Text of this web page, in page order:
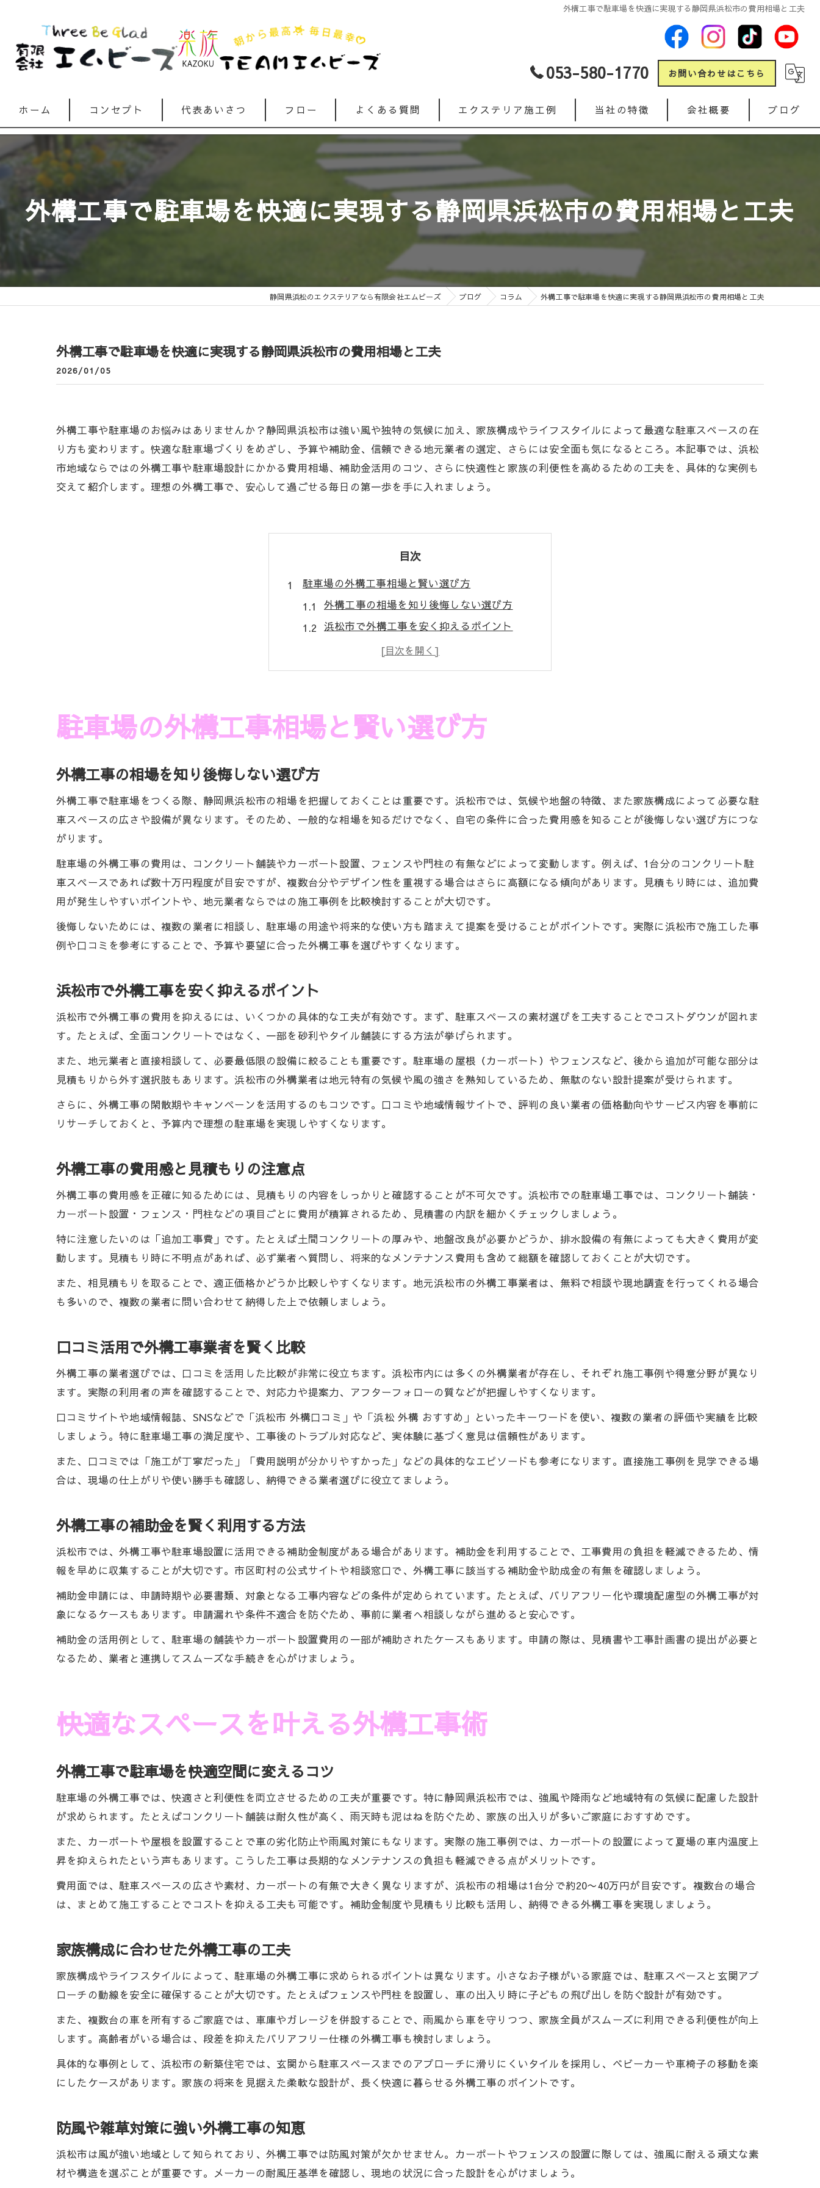
外構工事で駐車場を快適に実現する静岡県浜松市の費用相場と工夫
053-580-1770 お問い合わせはこちら
ホーム コンセプト 代表あいさつ フロー よくある質問 エクステリア施工例 当社の特徴
ガレージ
人工芝
インターロッキング
会社概要 ブログ
外構工事で駐車場を快適に実現する静岡県浜松市の費用相場と工夫
静岡県浜松のエクステリアなら有限会社エムビーズ ブログ コラム 外構工事で駐車場を快適に実現する静岡県浜松市の費用相場と工夫
外構工事で駐車場を快適に実現する静岡県浜松市の費用相場と工夫
2026/01/05
外構工事や駐車場のお悩みはありませんか？静岡県浜松市は強い風や独特の気候に加え、家族構成やライフスタイルによって最適な駐車スペースの在
り方も変わります。快適な駐車場づくりをめざし、予算や補助金、信頼できる地元業者の選定、さらには安全面も気になるところ。本記事では、浜松
市地域ならではの外構工事や駐車場設計にかかる費用相場、補助金活用のコツ、さらに快適性と家族の利便性を高めるための工夫を、具体的な実例も
交えて紹介します。理想の外構工事で、安心して過ごせる毎日の第一歩を手に入れましょう。
目次
駐車場の外構工事相場と賢い選び方
外構工事の相場を知り後悔しない選び方
浜松市で外構工事を安く抑えるポイント
外構工事の費用感と見積もりの注意点
口コミ活用で外構工事業者を賢く比較
快適なスペースを叶える外構工事術
外構工事で駐車場を快適空間に変えるコツ
外構工事で手間軽減と利便性を両立する
外構工事の素材選びで快適さが決まる理由
補助金活用で外構工事費用を抑える流れ
浜松市の外構工事補助金申請のポイント
外構工事の助成金対象となる条件とは
補助金活用事例で見る外構工事の変化
外構工事費を賢く節約できる工夫例
駐車場の外構工事費用感と相場の比較
コンクリート外構工事の耐久性と快適性
外構工事で重視すべき素材と工法の違い
家族に優しい外構工事素材の選び方
外構工事で駐車場の安全性を強化する方法
外構工事の防犯対策で安心な駐車場を確保
外構工事で叶う最新駐車場デザイン例
浜松市で注目される外構工事のトレンド
外構工事デザインの選び方と工夫の事例
実例で見る家族に合う外構工事デザイン
駐車場の外構工事相場と賢い選び方
外構工事の相場を知り後悔しない選び方
外構工事で駐車場をつくる際、静岡県浜松市の相場を把握しておくことは重要です。浜松市では、気候や地盤の特徴、また家族構成によって必要な駐
車スペースの広さや設備が異なります。そのため、一般的な相場を知るだけでなく、自宅の条件に合った費用感を知ることが後悔しない選び方につな
がります。
駐車場の外構工事の費用は、コンクリート舗装やカーポート設置、フェンスや門柱の有無などによって変動します。例えば、1台分のコンクリート駐
車スペースであれば数十万円程度が目安ですが、複数台分やデザイン性を重視する場合はさらに高額になる傾向があります。見積もり時には、追加費
用が発生しやすいポイントや、地元業者ならではの施工事例を比較検討することが大切です。
後悔しないためには、複数の業者に相談し、駐車場の用途や将来的な使い方も踏まえて提案を受けることがポイントです。実際に浜松市で施工した事
例や口コミを参考にすることで、予算や要望に合った外構工事を選びやすくなります。
浜松市で外構工事を安く抑えるポイント
浜松市で外構工事の費用を抑えるには、いくつかの具体的な工夫が有効です。まず、駐車スペースの素材選びを工夫することでコストダウンが図れま
す。たとえば、全面コンクリートではなく、一部を砂利やタイル舗装にする方法が挙げられます。
また、地元業者と直接相談して、必要最低限の設備に絞ることも重要です。駐車場の屋根（カーポート）やフェンスなど、後から追加が可能な部分は
見積もりから外す選択肢もあります。浜松市の外構業者は地元特有の気候や風の強さを熟知しているため、無駄のない設計提案が受けられます。
さらに、外構工事の閑散期やキャンペーンを活用するのもコツです。口コミや地域情報サイトで、評判の良い業者の価格動向やサービス内容を事前に
リサーチしておくと、予算内で理想の駐車場を実現しやすくなります。
外構工事の費用感と見積もりの注意点
外構工事の費用感を正確に知るためには、見積もりの内容をしっかりと確認することが不可欠です。浜松市での駐車場工事では、コンクリート舗装・
カーポート設置・フェンス・門柱などの項目ごとに費用が積算されるため、見積書の内訳を細かくチェックしましょう。
特に注意したいのは「追加工事費」です。たとえば土間コンクリートの厚みや、地盤改良が必要かどうか、排水設備の有無によっても大きく費用が変
動します。見積もり時に不明点があれば、必ず業者へ質問し、将来的なメンテナンス費用も含めて総額を確認しておくことが大切です。
また、相見積もりを取ることで、適正価格かどうか比較しやすくなります。地元浜松市の外構工事業者は、無料で相談や現地調査を行ってくれる場合
も多いので、複数の業者に問い合わせて納得した上で依頼しましょう。
口コミ活用で外構工事業者を賢く比較
外構工事の業者選びでは、口コミを活用した比較が非常に役立ちます。浜松市内には多くの外構業者が存在し、それぞれ施工事例や得意分野が異なり
ます。実際の利用者の声を確認することで、対応力や提案力、アフターフォローの質などが把握しやすくなります。
口コミサイトや地域情報誌、SNSなどで「浜松市 外構口コミ」や「浜松 外構 おすすめ」といったキーワードを使い、複数の業者の評価や実績を比較
しましょう。特に駐車場工事の満足度や、工事後のトラブル対応など、実体験に基づく意見は信頼性があります。
また、口コミでは「施工が丁寧だった」「費用説明が分かりやすかった」などの具体的なエピソードも参考になります。直接施工事例を見学できる場
合は、現場の仕上がりや使い勝手も確認し、納得できる業者選びに役立てましょう。
外構工事の補助金を賢く利用する方法
浜松市では、外構工事や駐車場設置に活用できる補助金制度がある場合があります。補助金を利用することで、工事費用の負担を軽減できるため、情
報を早めに収集することが大切です。市区町村の公式サイトや相談窓口で、外構工事に該当する補助金や助成金の有無を確認しましょう。
補助金申請には、申請時期や必要書類、対象となる工事内容などの条件が定められています。たとえば、バリアフリー化や環境配慮型の外構工事が対
象になるケースもあります。申請漏れや条件不適合を防ぐため、事前に業者へ相談しながら進めると安心です。
補助金の活用例として、駐車場の舗装やカーポート設置費用の一部が補助されたケースもあります。申請の際は、見積書や工事計画書の提出が必要と
なるため、業者と連携してスムーズな手続きを心がけましょう。
快適なスペースを叶える外構工事術
外構工事で駐車場を快適空間に変えるコツ
駐車場の外構工事では、快適さと利便性を両立させるための工夫が重要です。特に静岡県浜松市では、強風や降雨など地域特有の気候に配慮した設計
が求められます。たとえばコンクリート舗装は耐久性が高く、雨天時も泥はねを防ぐため、家族の出入りが多いご家庭におすすめです。
また、カーポートや屋根を設置することで車の劣化防止や雨風対策にもなります。実際の施工事例では、カーポートの設置によって夏場の車内温度上
昇を抑えられたという声もあります。こうした工事は長期的なメンテナンスの負担も軽減できる点がメリットです。
費用面では、駐車スペースの広さや素材、カーポートの有無で大きく異なりますが、浜松市の相場は1台分で約20〜40万円が目安です。複数台の場合
は、まとめて施工することでコストを抑える工夫も可能です。補助金制度や見積もり比較も活用し、納得できる外構工事を実現しましょう。
家族構成に合わせた外構工事の工夫
家族構成やライフスタイルによって、駐車場の外構工事に求められるポイントは異なります。小さなお子様がいる家庭では、駐車スペースと玄関アプ
ローチの動線を安全に確保することが大切です。たとえばフェンスや門柱を設置し、車の出入り時に子どもの飛び出しを防ぐ設計が有効です。
また、複数台の車を所有するご家庭では、車庫やガレージを併設することで、雨風から車を守りつつ、家族全員がスムーズに利用できる利便性が向上
します。高齢者がいる場合は、段差を抑えたバリアフリー仕様の外構工事も検討しましょう。
具体的な事例として、浜松市の新築住宅では、玄関から駐車スペースまでのアプローチに滑りにくいタイルを採用し、ベビーカーや車椅子の移動を楽
にしたケースがあります。家族の将来を見据えた柔軟な設計が、長く快適に暮らせる外構工事のポイントです。
防風や雑草対策に強い外構工事の知恵
浜松市は風が強い地域として知られており、外構工事では防風対策が欠かせません。カーポートやフェンスの設置に際しては、強風に耐える頑丈な素
材や構造を選ぶことが重要です。メーカーの耐風圧基準を確認し、現地の状況に合った設計を心がけましょう。